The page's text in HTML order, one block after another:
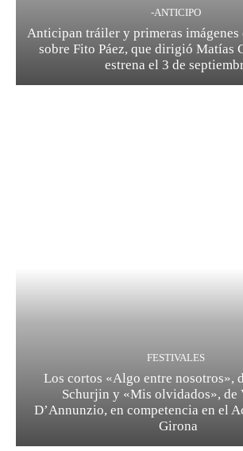
-ANTICIPO
Anticipan tráiler y primeras imágenes
sobre Fito Páez, que dirigió Matías
estrena el 3 de
FESTIVALES
Los cortos «Algo entre nosotros»,
Schurjin y «Mis olvidados», de
D’Annunzio, en competencia en el
Girona